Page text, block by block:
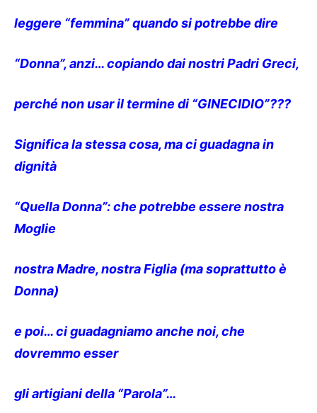
leggere “femmina” quando si potrebbe dire
“Donna”, anzi… copiando dai nostri Padri Greci,
perché non usar il termine di “GINECIDIO”???
Significa la stessa cosa, ma ci guadagna in
dignità
“Quella Donna”: che potrebbe essere nostra
Moglie
nostra Madre, nostra Figlia (ma soprattutto è
Donna)
e poi… ci guadagniamo anche noi, che
dovremmo esser
gli artigiani della “Parola”…